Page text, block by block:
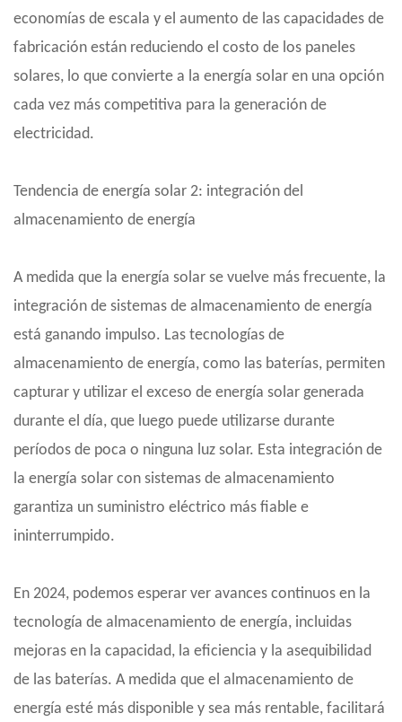
economías de escala y el aumento de las capacidades de
fabricación están reduciendo el costo de los paneles
solares, lo que convierte a la energía solar en una opción
cada vez más competitiva para la generación de
electricidad.
Tendencia de energía solar 2: integración del
almacenamiento de energía
A medida que la energía solar se vuelve más frecuente, la
integración de sistemas de almacenamiento de energía
está ganando impulso. Las tecnologías de
almacenamiento de energía, como las baterías, permiten
capturar y utilizar el exceso de energía solar generada
durante el día, que luego puede utilizarse durante
períodos de poca o ninguna luz solar. Esta integración de
la energía solar con sistemas de almacenamiento
garantiza un suministro eléctrico más fiable e
ininterrumpido.
En 2024, podemos esperar ver avances continuos en la
tecnología de almacenamiento de energía, incluidas
mejoras en la capacidad, la eficiencia y la asequibilidad
de las baterías. A medida que el almacenamiento de
energía esté más disponible y sea más rentable, facilitará